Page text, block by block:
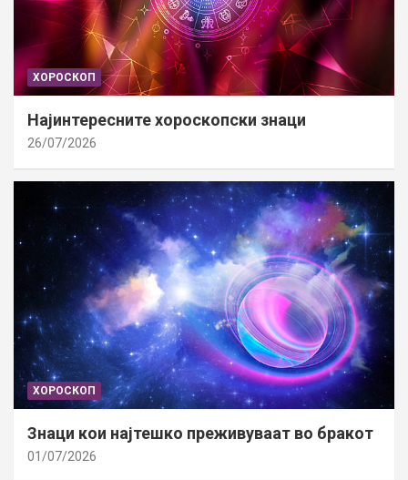
ХОРОСКОП
Најинтересните хороскопски знаци
26/07/2026
ХОРОСКОП
Знаци кои најтешко преживуваат во бракот
01/07/2026